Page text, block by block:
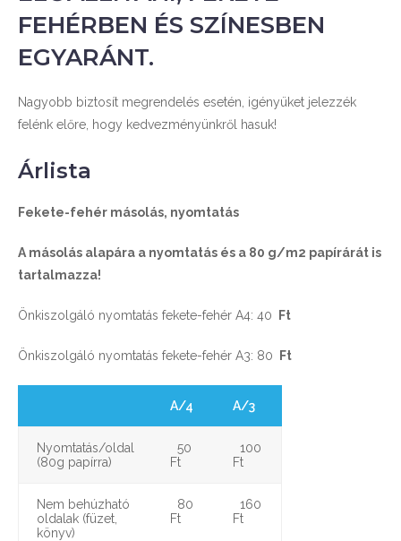
FEHÉRBEN ÉS SZÍNESBEN
EGYARÁNT.
Nagyobb biztosít megrendelés esetén, igényüket jelezzék
felénk előre, hogy kedvezményünkről hasuk!
Árlista
Fekete-fehér másolás, nyomtatás
A másolás alapára a nyomtatás és a 80 g/m2 papírárát is
tartalmazza!
Önkiszolgáló nyomtatás fekete-fehér A4: 40 Ft
Önkiszolgáló nyomtatás fekete-fehér A3: 80 Ft
A/4 A/3
Nyomtatás/oldal
(80g papírra)
50
Ft
100
Ft
Nem behúzható
oldalak (füzet,
könyv)
80
Ft
160
Ft